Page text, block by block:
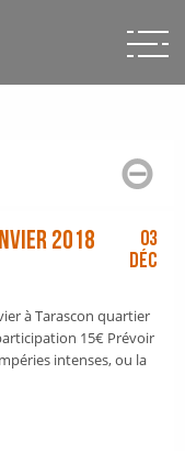
2018
03
Déc
à Tarascon quartier
15€ Prévoir
intenses, ou la